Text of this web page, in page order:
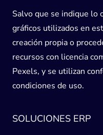
Salvo que se indique lo
gráficos utilizados en
creación propia o
recursos con licencia
Pexels, y se utilizan
condiciones de uso.
SOLUCIONES ERP